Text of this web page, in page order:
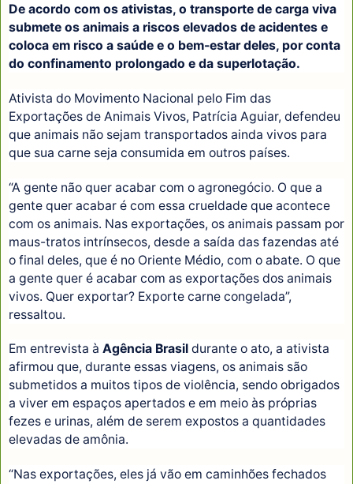
De acordo com os ativistas, o transporte de carga viva
submete os animais a riscos elevados de acidentes e
coloca em risco a saúde e o bem-estar deles, por conta
do confinamento prolongado e da superlotação.
Ativista do Movimento Nacional pelo Fim das
Exportações de Animais Vivos, Patrícia Aguiar, defendeu
que animais não sejam transportados ainda vivos para
que sua carne seja consumida em outros países.
“A gente não quer acabar com o agronegócio. O que a
gente quer acabar é com essa crueldade que acontece
com os animais. Nas exportações, os animais passam por
maus-tratos intrínsecos, desde a saída das fazendas até
o final deles, que é no Oriente Médio, com o abate. O que
a gente quer é acabar com as exportações dos animais
vivos. Quer exportar? Exporte carne congelada”,
ressaltou.
Em entrevista à Agência Brasil durante o ato, a ativista
afirmou que, durante essas viagens, os animais são
submetidos a muitos tipos de violência, sendo obrigados
a viver em espaços apertados e em meio às próprias
fezes e urinas, além de serem expostos a quantidades
elevadas de amônia.
“Nas exportações, eles já vão em caminhões fechados